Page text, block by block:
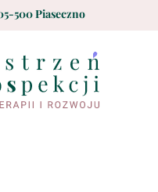
500 Piaseczno